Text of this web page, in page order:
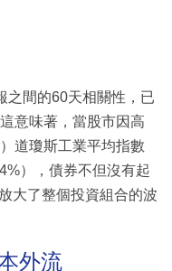
之間的60天相關性，已
意味著，當股市因高
道瓊斯工業平均指數
），債券不但沒有起
大了整個投資組合的波
外流